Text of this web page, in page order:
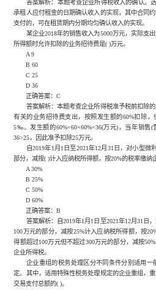
答案解析：本题考查企业所得税收入的确认。
承租人应付租金的日期确认收入的实现，其中合同
支付的，可在租赁期内分期均匀确认收入的实现。
某企业2018年的销售收入为5000万元，实际支出
所得额时允许扣除的业务招待费是( )万元。
A 9
B 60
C 25
D 36
正确答案：C
答案解析：本题考查企业所得税准予税前扣除的
有关的业务招待费支出，按照发生额的60%扣除
5‰。发生额的60%=60×60%=36(万元)，当年销售
36>25，因此准予扣除25万元。
自2019年1月1日至2021年12月31日，对小型微
部分，减按( )计入应纳税所得额，按20%的税率缴纳
A 30%
B 25%
C 50%
D 60%
正确答案：B
答案解析：自2019年1月1日至2021年12月31日
100万元的部分，减按25%计入应纳税所得额，按
得额超过100万元但不超过300万元的部分，减按
企业所得税。
企业重组的税务处理区分不同条件分别适用一
定。其中，适用特殊性税务处理规定的企业重组，
交易支付总额的( )。